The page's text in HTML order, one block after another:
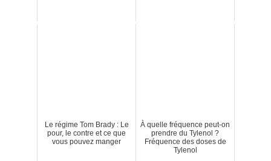
Le régime Tom Brady : Le
pour, le contre et ce que
vous pouvez manger
À quelle fréquence peut-on
prendre du Tylenol ?
Fréquence des doses de
Tylenol